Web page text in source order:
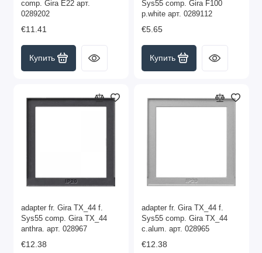
comp. Gira E22 арт.
0289202
€11.41
Купить
Sys55 comp. Gira F100
p.white арт. 0289112
€5.65
Купить
adapter fr. Gira TX_44 f.
Sys55 comp. Gira TX_44
anthra. арт. 028967
€12.38
adapter fr. Gira TX_44 f.
Sys55 comp. Gira TX_44
c.alum. арт. 028965
€12.38